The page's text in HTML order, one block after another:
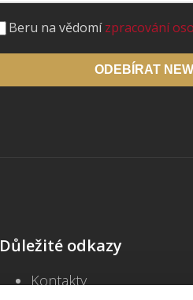
Beru na vědomízpracování
ODEBÍRAT
Důležité odkazy
Kontakty